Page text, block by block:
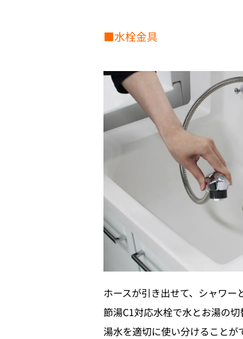
■水栓金具
ホースが引き出せて、シャワー
節湯C1対応水栓で水とお湯の
湯水を適切に使い分けることが